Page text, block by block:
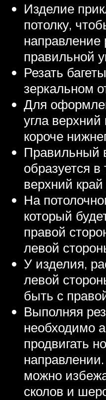
Изделие
потолку,
направление
правильной
Резать
зеркальном
Для
угла
короче
Правильный
образуется
верхний
На
который
правой
левой
У изделия,
левой
быть с
Выполняя
необходимо
продвигать
можно
сколов и